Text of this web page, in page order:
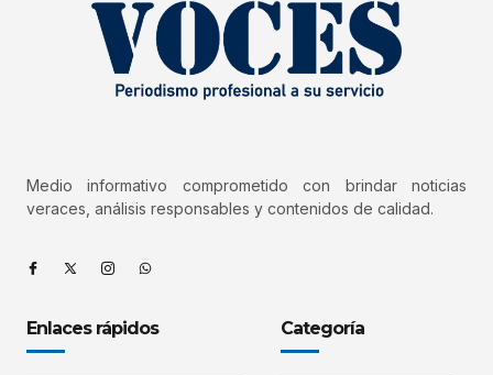
Medio informativo comprometido con brindar noticias
veraces, análisis responsables y contenidos de calidad.
Enlaces rápidos Categoría